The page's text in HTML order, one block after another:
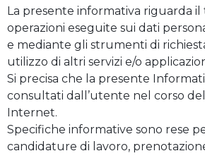
La presente informativa riguarda
operazioni eseguite sui dati
e mediante gli strumenti di
utilizzo di altri servizi e/o
Si precisa che la presente
consultati dall’utente nel corso
Internet.
Specifiche informative sono rese
candidature di lavoro,